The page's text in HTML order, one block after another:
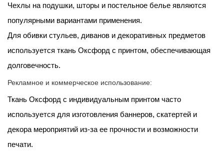
Чехлы на подушки, шторы и постельное белье являются
популярными вариантами применения.
Для обивки стульев, диванов и декоративных предметов
используется ткань Оксфорд с принтом, обеспечивающая
долговечность.
Рекламное и коммерческое использование:
Ткань Оксфорд с индивидуальным принтом часто
используется для изготовления баннеров, скатертей и
декора мероприятий из-за ее прочности и возможности
печати.